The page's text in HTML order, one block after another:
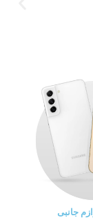
جانبی